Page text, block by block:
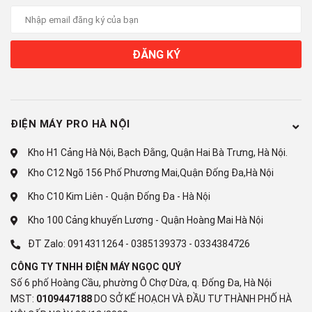
Công nghệ bảo quản và làm lạnh
Công nghệ làm lạnh:
3 Dàn lạnh độc lập Triple Cooling giúp hơi lạnh lan tỏa
Crisper
Bộ lọc khử mùi từ không khí ở bên trong, kết hợp thêm công
khí trong lành
Tiện ích
Tiện ích:
ĐĂNG KÝ
ĐIỆN MÁY PRO HÀ NỘI
Kho H1 Cảng Hà Nội, Bạch Đằng, Quận Hai Bà Trưng, Hà Nội.
Kho C12 Ngõ 156 Phố Phương Mai,Quận Đống Đa,Hà Nội
Kho C10 Kim Liên - Quận Đống Đa - Hà Nội
Kho 100 Cảng khuyến Lương - Quận Hoàng Mai Hà Nội
ĐT Zalo: 0914311264 - 0385139373 - 0334384726
CÔNG TY TNHH ĐIỆN MÁY NGỌC QUÝ
Số 6 phố Hoàng Cầu, phường Ô Chợ Dừa, q. Đống Đa, Hà Nội
MST: 0109447188 DO SỞ KẾ HOẠCH VÀ ĐẦU TƯ THÀNH PHỐ HÀ